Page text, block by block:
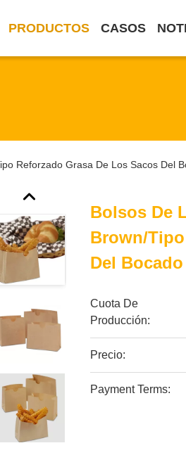
PRODUCTOS CASOS
Reforzado Grasa De Los Sacos Del
Bolsos De
Brown/tipo
Del
Cuota De
Producción:
Precio:
Payment Terms: